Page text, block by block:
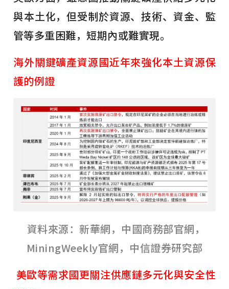
與本土化，但受制於資源、技術、資金、監
管等多重困難，短期內或難實現。
海外關鍵礦產資源國近年來強化本土資源保
護的例證
資料來源：新華網，中國商務部官網，
MiningWeekly官網，中信證券研究部
美歐等需求國更關注供應鏈多元化與安全性